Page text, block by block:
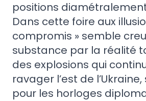
positions
Dans cette foire aux
compromis » semble
substance par la réalité
des explosions qui
ravager l’est de
pour les horloges